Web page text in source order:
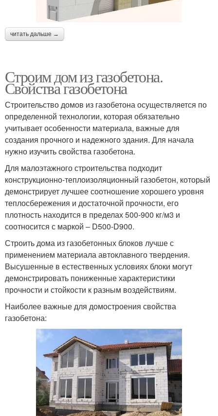
читать дальше →
Строим дом из газобетона.
Свойства газобетона
Строительство домов из газобетона осуществляется по
определенной технологии, которая обязательно
учитывает особенности материала, важные для
создания прочного и надежного здания. Для начала
нужно изучить свойства газобетона.
Для малоэтажного строительства подходит
конструкционно-теплоизоляционный газобетон, который
демонстрирует лучшее соотношение хорошего уровня
теплосбережения и достаточной прочности, его
плотность находится в пределах 500-900 кг/м3 и
соотносится с маркой – D500-D900.
Строить дома из газобетонных блоков лучше с
применением материала автоклавного твердения.
Высушенные в естественных условиях блоки могут
демонстрировать пониженные характеристики
прочности и стойкости к разным воздействиям.
Наиболее важные для домостроения свойства
газобетона: